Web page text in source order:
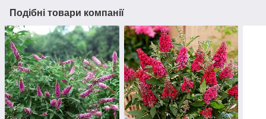
Подібні товари компанії